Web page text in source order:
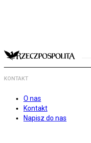
KONTAKT
O nas
Kontakt
Napisz do nas